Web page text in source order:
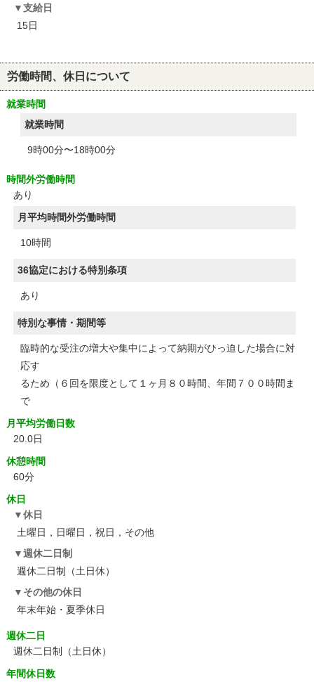
支給日
15日
労働時間、休日について
就業時間
就業時間
9時00分〜18時00分
時間外労働時間
あり
月平均時間外労働時間
10時間
36協定における特別条項
あり
特別な事情・期間等
臨時的な受注の増大や集中によって納期がひっ迫した場合に対
応す
るため（６回を限度として１ヶ月８０時間、年間７００時間ま
で
月平均労働日数
20.0日
休憩時間
60分
休日
休日
土曜日，日曜日，祝日，その他
週休二日制
週休二日制（土日休）
その他の休日
年末年始・夏季休日
週休二日
週休二日制（土日休）
年間休日数